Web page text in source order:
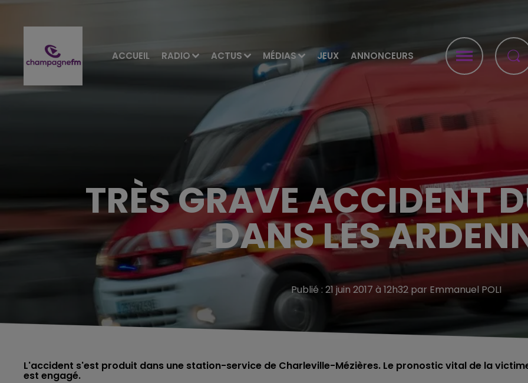
ACCUEIL RADIO ACTUS MÉDIAS JEUX ANNONCEURS
TRÈS GRAVE ACCIDENT
DANS LES
Publié : 21 juin 2017 à 12h32 par Emmanuel POLI
L'accident s'est produit dans une station-service de Charleville-Mézières. Le pronostic vital de la
est engagé.